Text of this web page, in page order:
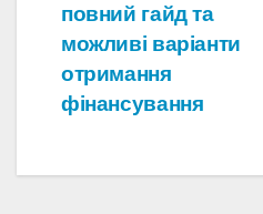
повний гайд та
можливі варіанти
отримання
фінансування